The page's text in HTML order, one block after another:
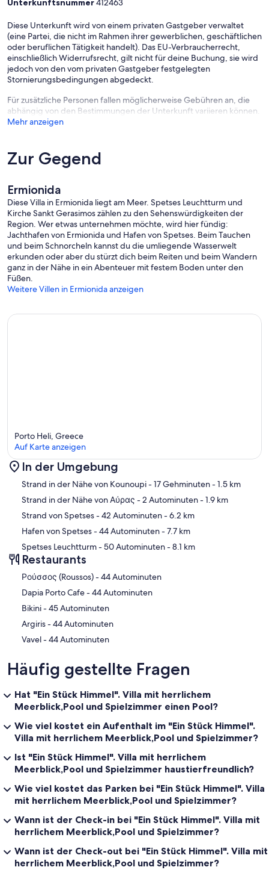
von Athen aus entweder auf dem Seeweg oder auf der Straße
die sowohl nach Zeitplan als auch nach Charter in #Athen fliegen.
Unterkunftsnummer412463
Diese Unterkunft wird von einem privaten Gastgeber verwaltet
(eine Partei, die nicht im Rahmen ihrer gewerblichen, geschäftlichen
oder beruflichen Tätigkeit handelt). Das EU-Verbraucherrecht,
einschließlich Widerrufsrecht, gilt nicht für deine Buchung, sie wird
jedoch von den vom privaten Gastgeber festgelegten
Stornierungsbedingungen abgedeckt.
Für zusätzliche Personen fallen möglicherweise Gebühren an, die
abhängig von den Bestimmungen der Unterkunft variieren können.
Mehr anzeigen
Zur Gegend
Ermionida
Diese Villa in Ermionida liegt am Meer. Spetses Leuchtturm und
Kirche Sankt Gerasimos zählen zu den Sehenswürdigkeiten der
Region. Wer etwas unternehmen möchte, wird hier fündig:
Jachthafen von Ermionida und Hafen von Spetses. Beim Tauchen
und beim Schnorcheln kannst du die umliegende Wasserwelt
erkunden oder aber du stürzt dich beim Reiten und beim Wandern
ganz in der Nähe in ein Abenteuer mit festem Boden unter den
Füßen.
Weitere Villen in Ermionida anzeigen
Karte
Porto Heli, Greece
Auf Karte anzeigen
In der Umgebung
Strand in der Nähe von Kounoupi- 17 Gehminuten- 1.5 km
Strand in der Nähe von Αύρας - 2 Autominuten- 1.9 km
Strand von Spetses- 42 Autominuten- 6.2 km
Hafen von Spetses- 44 Autominuten- 7.7 km
Spetses Leuchtturm- 50 Autominuten- 8.1 km
Restaurants
‪Ρούσσος (Roussos) - ‬44 Autominuten
‪Dapia Porto Cafe - ‬44 Autominuten
‪Bikini - ‬45 Autominuten
‪Argiris - ‬44 Autominuten
‪Vavel - ‬44 Autominuten
Häufig gestellte Fragen
Hat "Ein Stück Himmel". Villa mit herrlichem
Meerblick,Pool und Spielzimmer einen Pool?
Wie viel kostet ein Aufenthalt im "Ein Stück Himmel".
Villa mit herrlichem Meerblick,Pool und Spielzimmer?
Ist "Ein Stück Himmel". Villa mit herrlichem
Meerblick,Pool und Spielzimmer haustierfreundlich?
Wie viel kostet das Parken bei "Ein Stück Himmel". Villa
mit herrlichem Meerblick,Pool und Spielzimmer?
Wann ist der Check-in bei "Ein Stück Himmel". Villa mit
herrlichem Meerblick,Pool und Spielzimmer?
Wann ist der Check-out bei "Ein Stück Himmel". Villa mit
herrlichem Meerblick,Pool und Spielzimmer?